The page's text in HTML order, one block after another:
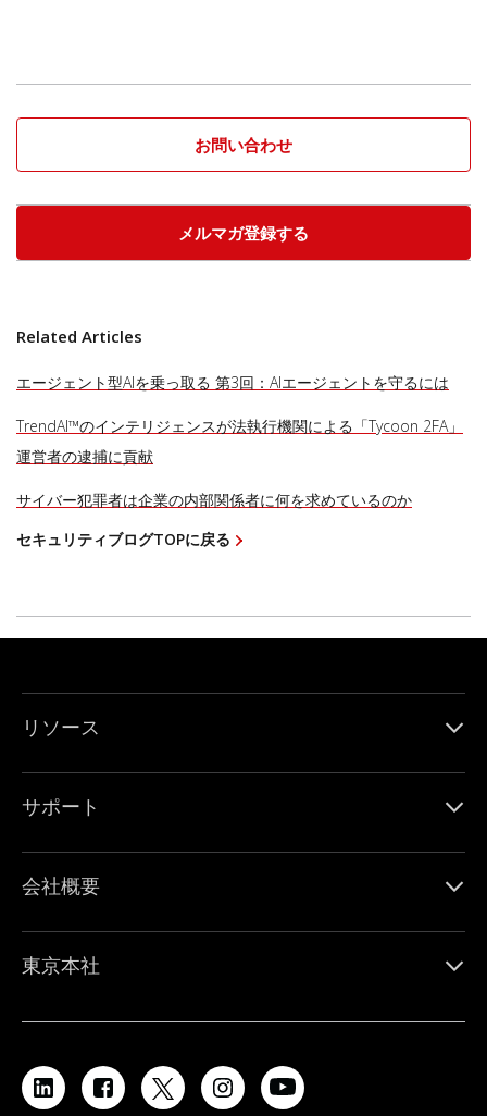
お問い合わせ
メルマガ登録する
Related Articles
エージェント型AIを乗っ取る 第3回：AIエージェントを守るには
TrendAI™のインテリジェンスが法執行機関による「Tycoon 2FA」
運営者の逮捕に貢献
サイバー犯罪者は企業の内部関係者に何を求めているのか
セキュリティブログTOPに戻る
リソース
サポート
会社概要
東京本社